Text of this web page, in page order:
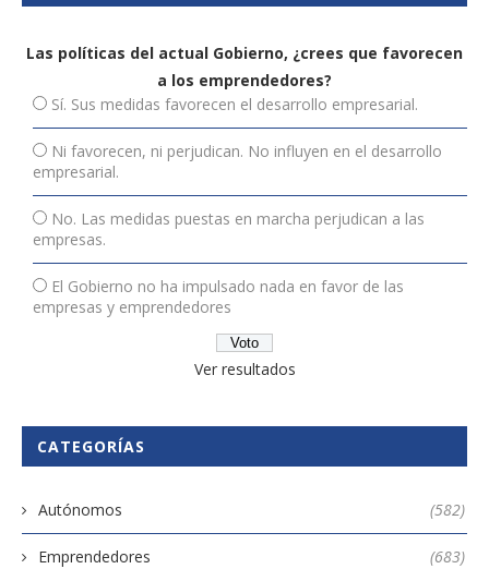
Las políticas del actual Gobierno, ¿crees que favorecen
a los emprendedores?
Sí. Sus medidas favorecen el desarrollo empresarial.
Ni favorecen, ni perjudican. No influyen en el desarrollo
empresarial.
No. Las medidas puestas en marcha perjudican a las
empresas.
El Gobierno no ha impulsado nada en favor de las
empresas y emprendedores
Ver resultados
CATEGORÍAS
Autónomos (582)
Emprendedores (683)